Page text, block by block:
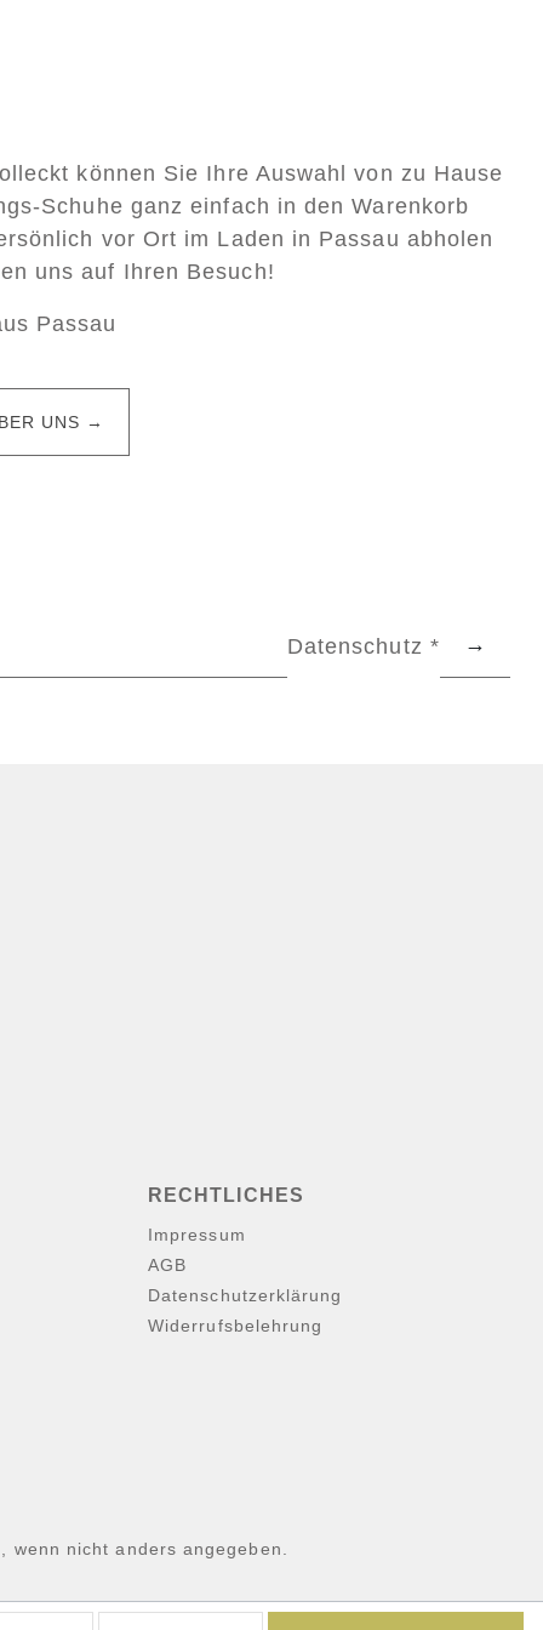
können Sie Ihre Auswahl von zu Hause
Schuhe ganz einfach in den Warenkorb
vor Ort im Laden in Passau abholen
uns auf Ihren Besuch!
Passau
UNS →
Datenschutz *
RECHTLICHES
Impressum
AGB
Datenschutzerklärung
Widerrufsbelehrung
wenn nicht anders angegeben.